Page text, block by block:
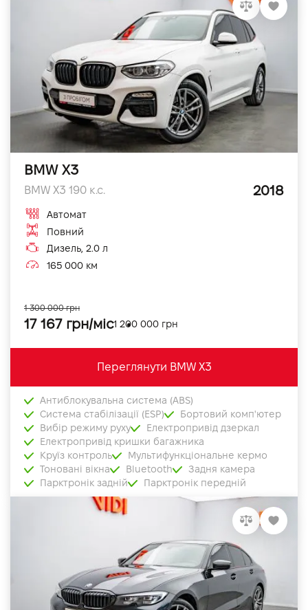
BMW X3
BMW X3 190 к.с. 2018
Автомат
Повний
Дизель, 2.0 л
165 000 км
17 167 грн/міс1 200 000 грн
1 300 000 грн
Переглянути BMW X3
Антиблокувальна система (ABS)
Система стабілізації (ESP)
Бортовий комп'ютер
Вибір режиму руху
Електропривід дзеркал
Електропривід кришки багажника
Круїз контроль
Мультифункціональне кермо
Тоновані вікна
Bluetooth
Задня камера
Парктронік задній
Парктронік передній